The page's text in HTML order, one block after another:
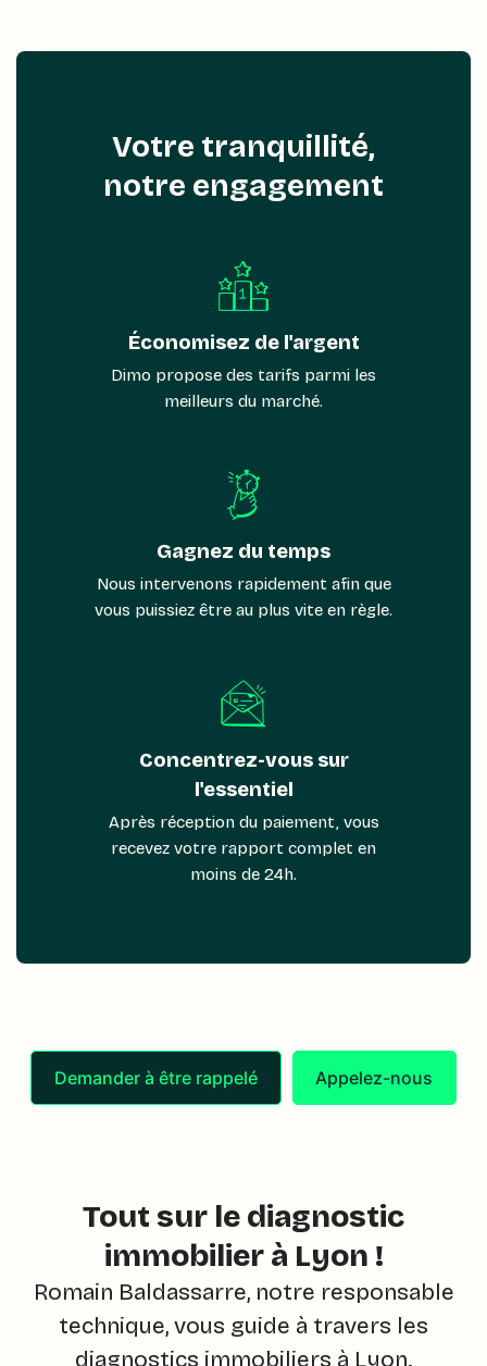
Votre tranquillité,
notre engagement
Économisez de l'argent
Dimo propose des tarifs parmi les
meilleurs du marché.
Gagnez du temps
Nous intervenons rapidement afin que
vous puissiez être au plus vite en règle.
Concentrez-vous sur
l'essentiel
Après réception du paiement, vous
recevez votre rapport complet en
moins de 24h.
Demander à être rappelé Appelez-nous
Tout sur le diagnostic
immobilier à Lyon !
Romain Baldassarre, notre responsable
technique, vous guide à travers les
diagnostics immobiliers à Lyon.